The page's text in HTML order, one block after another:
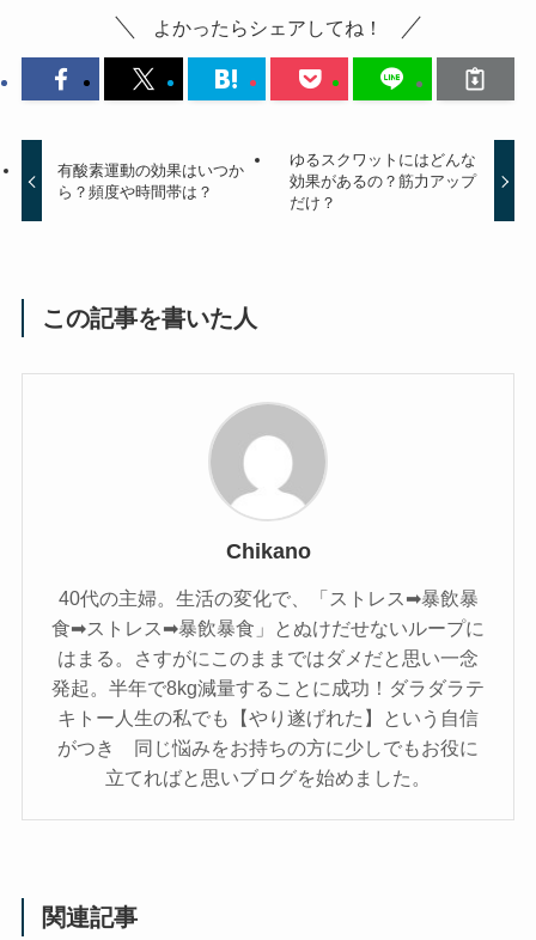
よかったらシェアしてね！
有酸素運動の効果はいつか
ら？頻度や時間帯は？
ゆるスクワットにはどんな
効果があるの？筋力アップ
だけ？
この記事を書いた人
Chikano
40代の主婦。生活の変化で、「ストレス➡暴飲暴
食➡ストレス➡暴飲暴食」とぬけだせないループに
はまる。さすがにこのままではダメだと思い一念
発起。半年で8kg減量することに成功！ダラダラテ
キトー人生の私でも【やり遂げれた】という自信
がつき 同じ悩みをお持ちの方に少しでもお役に
立てればと思いブログを始めました。
関連記事